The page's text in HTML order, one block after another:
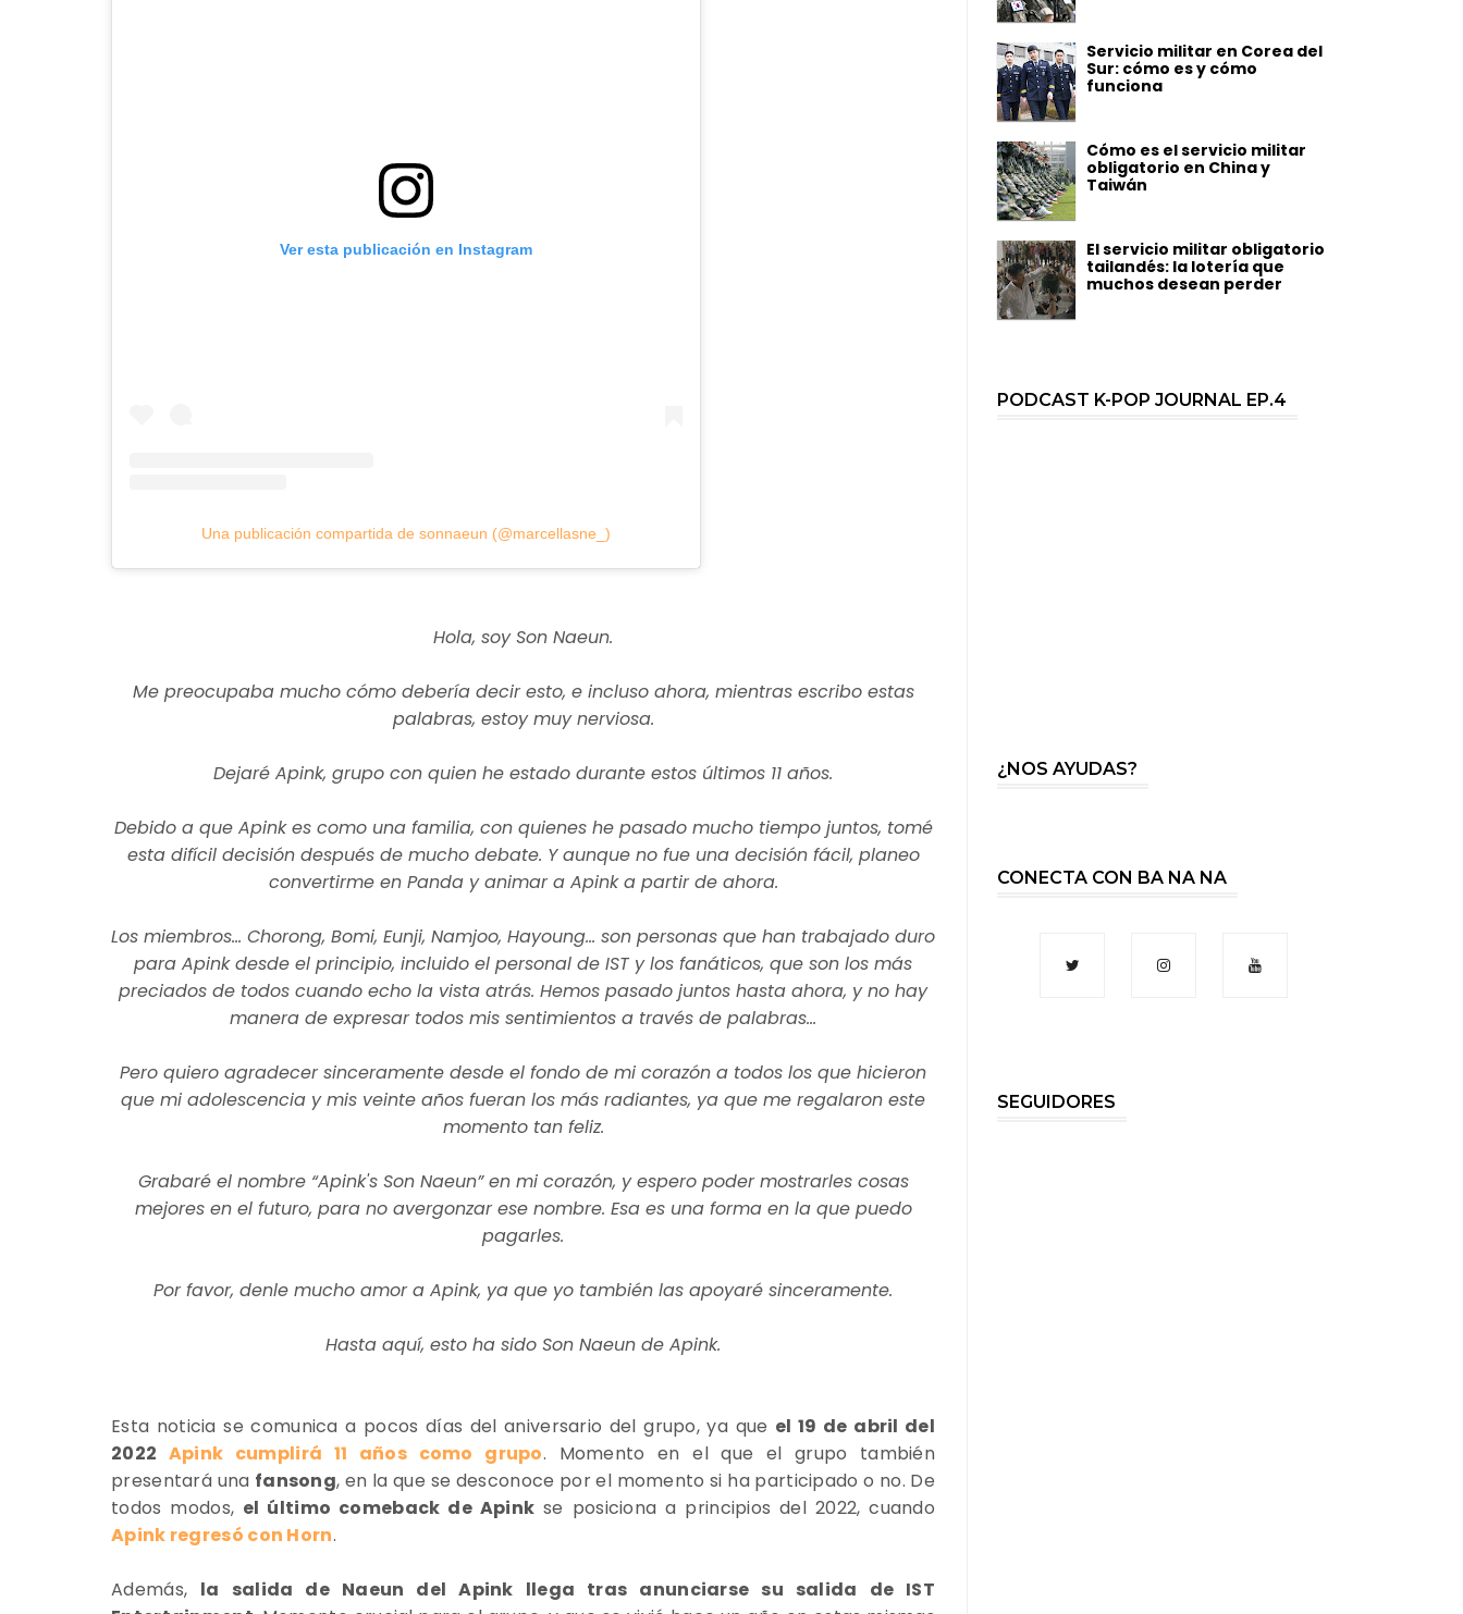
Ver esta publicación en Instagram
Una publicación compartida de sonnaeun (@marcellasne_)
Hola, soy Son Naeun.
Me preocupaba mucho cómo debería decir esto, e incluso ahora, mientras escribo estas
palabras, estoy muy nerviosa.
Dejaré Apink, grupo con quien he estado durante estos últimos 11 años.
Debido a que Apink es como una familia, con quienes he pasado mucho tiempo juntos, tomé
esta difícil decisión después de mucho debate. Y aunque no fue una decisión fácil, planeo
convertirme en Panda y animar a Apink a partir de ahora.
Los miembros... Chorong, Bomi, Eunji, Namjoo, Hayoung... son personas que han trabajado duro
para Apink desde el principio, incluido el personal de IST y los fanáticos, que son los más
preciados de todos cuando echo la vista atrás. Hemos pasado juntos hasta ahora, y no hay
manera de expresar todos mis sentimientos a través de palabras...
Pero quiero agradecer sinceramente desde el fondo de mi corazón a todos los que hicieron
que mi adolescencia y mis veinte años fueran los más radiantes, ya que me regalaron este
momento tan feliz.
Grabaré el nombre “Apink's Son Naeun” en mi corazón, y espero poder mostrarles cosas
mejores en el futuro, para no avergonzar ese nombre. Esa es una forma en la que puedo
pagarles.
Por favor, denle mucho amor a Apink, ya que yo también las apoyaré sinceramente.
Hasta aquí, esto ha sido Son Naeun de Apink.
Esta noticia se comunica a pocos días del aniversario del grupo, ya que el 19 de abril del
2022 Apink cumplirá 11 años como grupo. Momento en el que el grupo también
presentará una fansong, en la que se desconoce por el momento si ha participado o no. De
todos modos, el último comeback de Apink se posiciona a principios del 2022, cuando
Apink regresó con Horn.
Además, la salida de Naeun del Apink llega tras anunciarse su salida de IST
Servicio militar en Corea del
Sur: cómo es y cómo
funciona
Cómo es el servicio militar
obligatorio en China y
Taiwán
El servicio militar obligatorio
tailandés: la lotería que
muchos desean perder
PODCAST K-POP JOURNAL EP.4
¿NOS AYUDAS?
CONECTA CON BA NA NA
SEGUIDORES